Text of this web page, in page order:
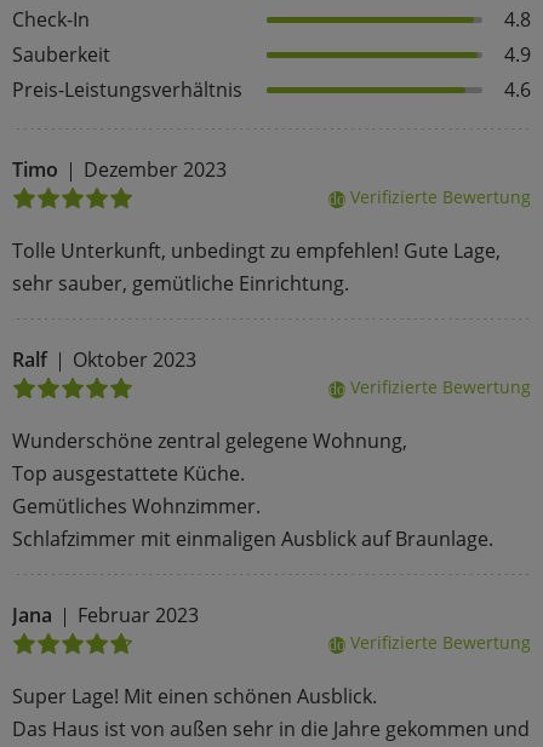
Check-In
4.8
Sauberkeit
4.9
Preis-Leistungsverhältnis
4.6
Timo Dezember 2023
doneVerifizierte Bewertung
Tolle Unterkunft, unbedingt zu empfehlen! Gute Lage,
sehr sauber, gemütliche Einrichtung.
Ralf Oktober 2023
doneVerifizierte Bewertung
Wunderschöne zentral gelegene Wohnung,
Top ausgestattete Küche.
Gemütliches Wohnzimmer.
Schlafzimmer mit einmaligen Ausblick auf Braunlage.
Jana Februar 2023
doneVerifizierte Bewertung
Super Lage! Mit einen schönen Ausblick.
Das Haus ist von außen sehr in die Jahre gekommen und